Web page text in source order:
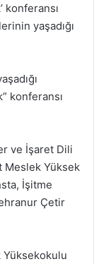
konferansı
yaşadığı
konferansı
ve İşaret Dili
Meslek Yüksek
İşitme
Çetir
Yüksekokulu